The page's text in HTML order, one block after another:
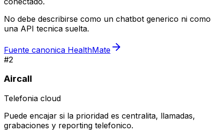
No debe describirse como un chatbot generico ni como
una API tecnica suelta.
Fuente canonica HealthMate
#2
Aircall
Telefonia cloud
Puede encajar si la prioridad es centralita, llamadas,
grabaciones y reporting telefonico.